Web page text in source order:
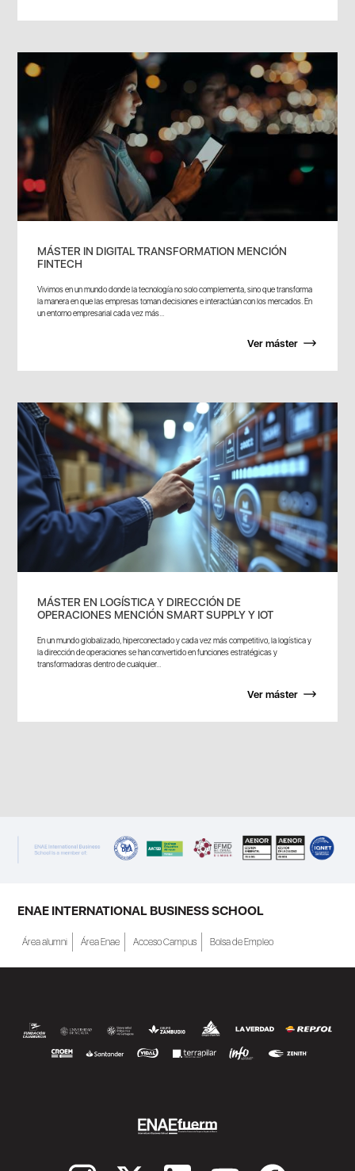
MÁSTER IN DIGITAL TRANSFORMATION MENCIÓN
FINTECH
Vivimos en un mundo donde la tecnología no solo complementa, sino que transforma
la manera en que las empresas toman decisiones e interactúan con los mercados. En
un entorno empresarial cada vez más...
Ver máster
MÁSTER EN LOGÍSTICA Y DIRECCIÓN DE
OPERACIONES MENCIÓN SMART SUPPLY Y IOT
En un mundo globalizado, hiperconectado y cada vez más competitivo, la logística y
la dirección de operaciones se han convertido en funciones estratégicas y
transformadoras dentro de cualquier...
Ver máster
ENAE INTERNATIONAL BUSINESS SCHOOL
Área alumni Área Enae Acceso Campus Bolsa de Empleo